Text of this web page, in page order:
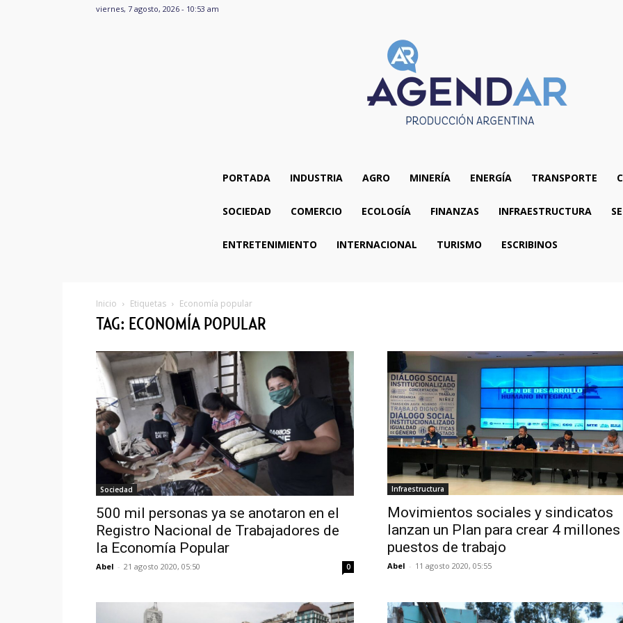
viernes, 7 agosto, 2026 - 10:53 am
PORTADA INDUSTRIA AGRO MINERÍA ENERGÍA TRANSPORTE
SOCIEDAD COMERCIO ECOLOGÍA FINANZAS INFRAESTRUCTURA
ENTRETENIMIENTO INTERNACIONAL TURISMO ESCRIBINOS
Inicio Etiquetas Economía popular
TAG: ECONOMÍA POPULAR
Sociedad
500 mil personas ya se anotaron en el
Registro Nacional de Trabajadores de
la Economía Popular
Abel - 21 agosto 2020, 05:50 0
Infraestructura
Movimientos sociales y sindicatos
lanzan un Plan para crear 4 millones
puestos de trabajo
Abel - 11 agosto 2020, 05:55